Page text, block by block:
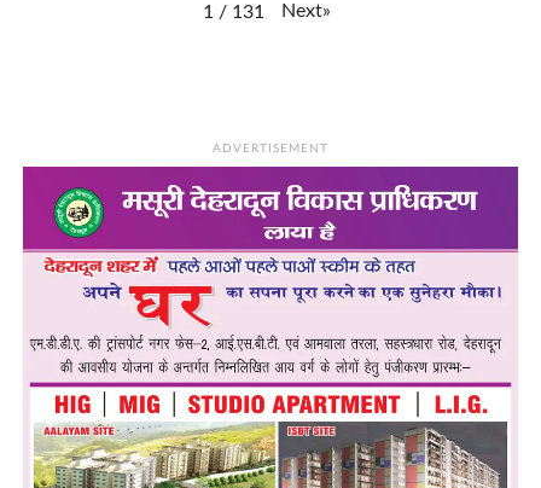
1 / 131 Next»
ADVERTISEMENT